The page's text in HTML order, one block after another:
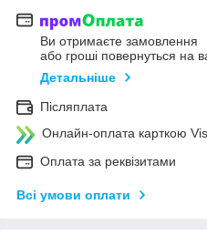
Ви отримаєте замовлення
або гроші повернуться на
Детальніше
Післяплата
Онлайн-оплата карткою
Оплата за реквізитами
Всі умови оплати